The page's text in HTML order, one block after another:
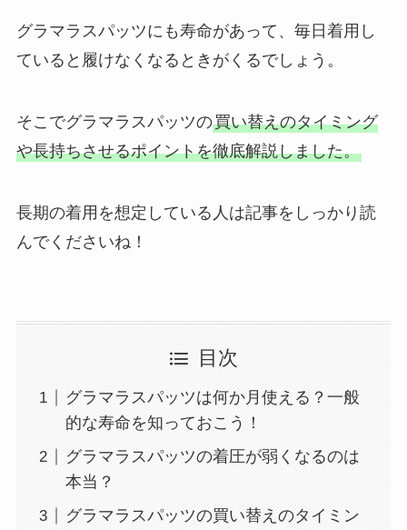
グラマラスパッツにも寿命があって、毎日着用し
ていると履けなくなるときがくるでしょう。
そこでグラマラスパッツの買い替えのタイミング
や長持ちさせるポイントを徹底解説しました。
長期の着用を想定している人は記事をしっかり読
んでくださいね！
目次
グラマラスパッツは何か月使える？一般
的な寿命を知っておこう！
グラマラスパッツの着圧が弱くなるのは
本当？
グラマラスパッツの買い替えのタイミン